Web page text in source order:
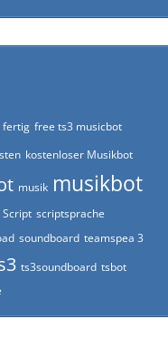
fertig free ts3 musicbot
kostenloser Musikbot
musik musikbot
Script scriptsprache
soundboard teamspea 3
ts3soundboard tsbot